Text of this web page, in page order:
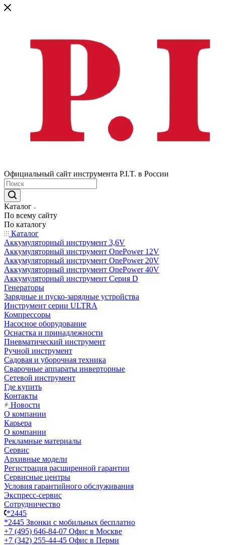
Официальный сайт инструмента P.I.T. в России
Каталог
По всему сайту
По каталогу
Каталог
Аккумуляторный инструмент 3,6V
Аккумуляторный инструмент OnePower 12V
Аккумуляторный инструмент OnePower 20V
Аккумуляторный инструмент OnePower 40V
Аккумуляторный инструмент Серия D
Генераторы
Зарядные и пуско-зарядные устройства
Инструмент серии ULTRA
Компрессоры
Насосное оборудование
Оснастка и принадлежности
Пневматический инструмент
Ручной инструмент
Садовая и уборочная техника
Сварочные аппараты инверторные
Сетевой инструмент
Где купить
Контакты
Новости
О компании
Карьера
О компании
Рекламные материалы
Сервис
Архивные модели
Регистрация расширенной гарантии
Сервисные центры
Условия гарантийного обслуживания
Экспресс-сервис
Сотрудничество
*2445
*2445 Звонки с мобильных бесплатно
+7 (495) 646-84-07 Офис в Москве
+7 (342) 255-44-45 Офис в Перми